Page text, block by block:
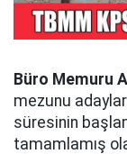
Büro Memuru
mezunu
süresinin
tamamlamış